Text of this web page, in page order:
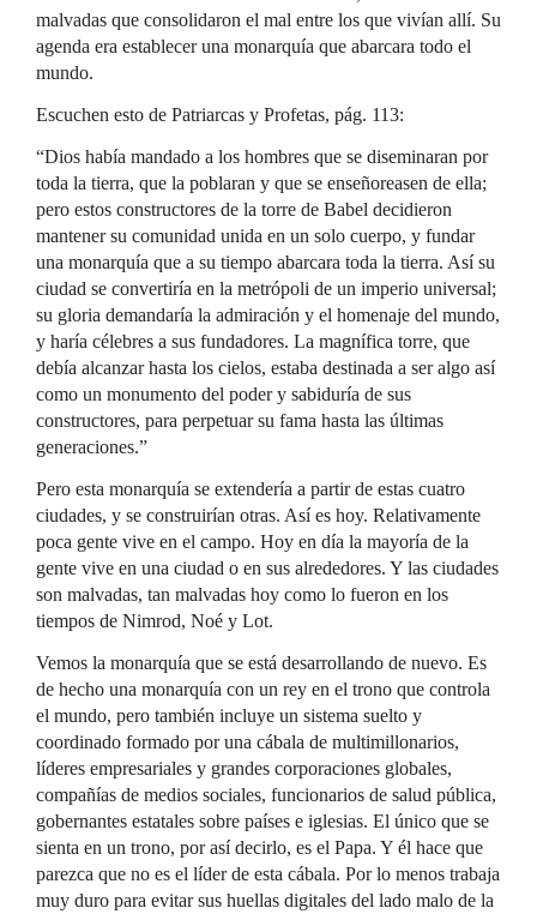
malvadas que consolidaron el mal entre los que vivían allí. Su
agenda era establecer una monarquía que abarcara todo el
mundo.
Escuchen esto de Patriarcas y Profetas, pág. 113:
“Dios había mandado a los hombres que se diseminaran por
toda la tierra, que la poblaran y que se enseñoreasen de ella;
pero estos constructores de la torre de Babel decidieron
mantener su comunidad unida en un solo cuerpo, y fundar
una monarquía que a su tiempo abarcara toda la tierra. Así su
ciudad se convertiría en la metrópoli de un imperio universal;
su gloria demandaría la admiración y el homenaje del mundo,
y haría célebres a sus fundadores. La magnífica torre, que
debía alcanzar hasta los cielos, estaba destinada a ser algo así
como un monumento del poder y sabiduría de sus
constructores, para perpetuar su fama hasta las últimas
generaciones.”
Pero esta monarquía se extendería a partir de estas cuatro
ciudades, y se construirían otras. Así es hoy. Relativamente
poca gente vive en el campo. Hoy en día la mayoría de la
gente vive en una ciudad o en sus alrededores. Y las ciudades
son malvadas, tan malvadas hoy como lo fueron en los
tiempos de Nimrod, Noé y Lot.
Vemos la monarquía que se está desarrollando de nuevo. Es
de hecho una monarquía con un rey en el trono que controla
el mundo, pero también incluye un sistema suelto y
coordinado formado por una cábala de multimillonarios,
líderes empresariales y grandes corporaciones globales,
compañías de medios sociales, funcionarios de salud pública,
gobernantes estatales sobre países e iglesias. El único que se
sienta en un trono, por así decirlo, es el Papa. Y él hace que
parezca que no es el líder de esta cábala. Por lo menos trabaja
muy duro para evitar sus huellas digitales del lado malo de la